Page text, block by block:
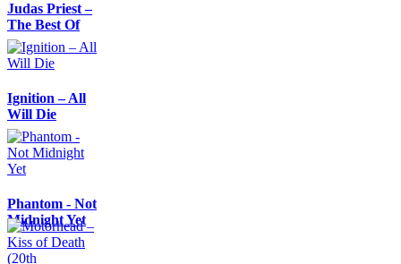
Judas Priest –
The Best Of
Ignition – All
Will Die
Phantom - Not
Midnight Yet